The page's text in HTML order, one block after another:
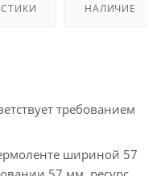
НАЛИЧИЕ
требованием
шириной 57